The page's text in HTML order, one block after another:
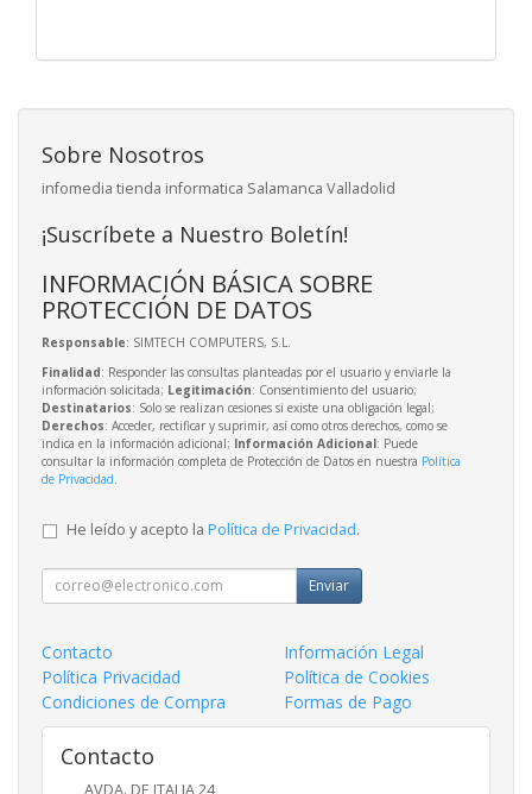
Sobre Nosotros
infomedia tienda informatica Salamanca Valladolid
¡Suscríbete a Nuestro Boletín!
INFORMACIÓN BÁSICA SOBRE
PROTECCIÓN DE DATOS
Responsable: SIMTECH COMPUTERS, S.L.
Finalidad: Responder las consultas planteadas por el usuario y enviarle la
información solicitada; Legitimación: Consentimiento del usuario;
Destinatarios: Solo se realizan cesiones si existe una obligación legal;
Derechos: Acceder, rectificar y suprimir, así como otros derechos, como se
indica en la información adicional; Información Adicional: Puede
consultar la información completa de Protección de Datos en nuestra Política
de Privacidad
He leído y acepto la Política de Privacidad.
Enviar
Contacto
Información Legal
Política Privacidad
Política de Cookies
Condiciones de Compra
Formas de Pago
Contacto
AVDA. DE ITALIA 24